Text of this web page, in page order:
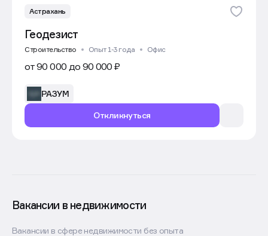
Астрахань
Геодезист
Строительство Опыт 1-3 года Офис
от 90 000 до 90 000 ₽
Откликнуться
РАЗУМ
Вакансии в недвижимости
Вакансии в сфере недвижимости без опыта